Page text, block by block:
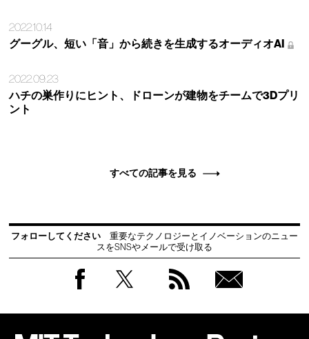
2022.10.14
グーグル、短い「音」から続きを生成するオーディオAI
2022.09.23
ハチの巣作りにヒント、ドローンが建物をチームで3Dプリ
ント
すべての記事を見る
フォローしてください
重要なテクノロジーとイノベーションのニュー
スをSNSやメールで受け取る